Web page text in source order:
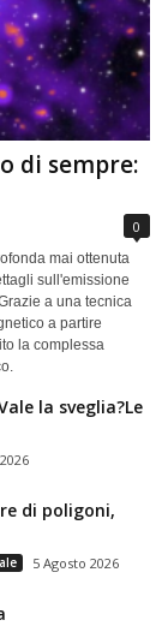
di sempre:
0
mai ottenuta
sull'emissione
a una tecnica
a partire
la complessa
la sveglia?Le
di poligoni,
5 Agosto 2026